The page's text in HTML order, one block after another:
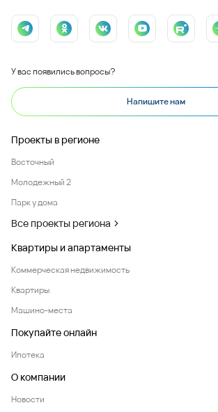
У вас появились вопросы?
Напишите нам
Проекты в регионе
Восточный
Молодежный 2
Парк у дома
Все проекты региона
Квартиры и апартаменты
Коммерческая недвижимость
Квартиры
Машино-места
Покупайте онлайн
Ипотека
О компании
Новости